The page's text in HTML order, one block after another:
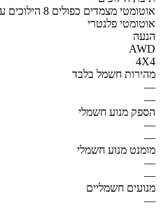
אוטומטי מצמדים כפולים 8 הילוכים עם תפעול אלקטרוני
אוטומטי פלנטרי
הנעה
AWD
4X4
מהירות חשמל בלבד
—
—
הספק מנוע חשמלי
—
—
מומנט מנוע חשמלי
—
—
מנועים חשמליים
—